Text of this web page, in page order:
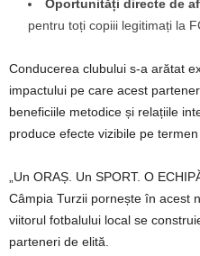
Oportunități directe de
pentru toți copiii legitimați la
Conducerea clubului s-a arătat
impactului pe care acest
beneficiile metodice și relațiile
produce efecte vizibile pe
„Un ORAȘ. Un SPORT. O
Câmpia Turzii pornește în acest
viitorul fotbalului local se
parteneri de elită.